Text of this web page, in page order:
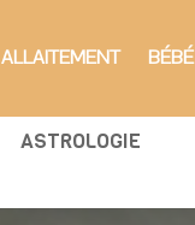
ALLAITEMENT BÉBÉ
ASTROLOGIE